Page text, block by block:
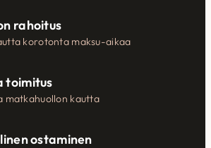
rahoitus
korotonta maksu-aikaa
toimitus
matkahuollon kautta
ostaminen